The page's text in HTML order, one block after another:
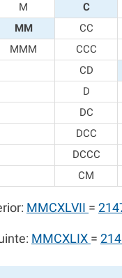
M C
MM CC
MMM CCC
CD
D
DC
DCC
DCCC
CM
MMCXLVII =
MMCXLIX =